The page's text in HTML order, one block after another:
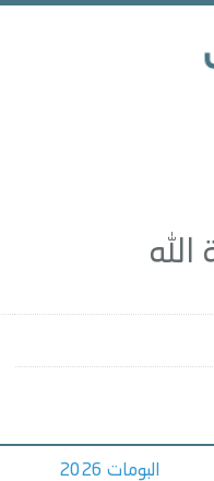
البومات 2026